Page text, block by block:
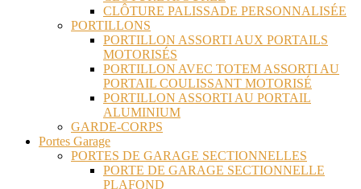
CLÔTURE PALISSADE PERSONNALISÉE
PORTILLONS
PORTILLON ASSORTI AUX PORTAILS
MOTORISÉS
PORTILLON AVEC TOTEM ASSORTI AU
PORTAIL COULISSANT MOTORISÉ
PORTILLON ASSORTI AU PORTAIL
ALUMINIUM
GARDE-CORPS
Portes Garage
PORTES DE GARAGE SECTIONNELLES
PORTE DE GARAGE SECTIONNELLE
PLAFOND